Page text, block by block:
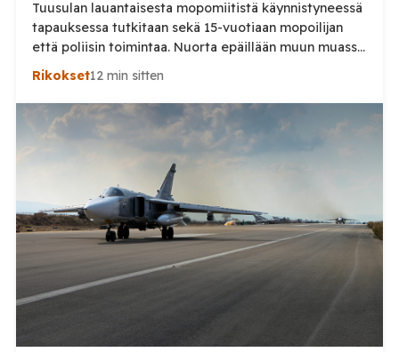
Tuusulan lauantaisesta mopomiitistä käynnistyneessä
tapauksessa tutkitaan sekä 15-vuotiaan mopoilijan
että poliisin toimintaa. Nuorta epäillään muun muassa
törkeästä liikenneturvallisuuden vaarantamisesta.
puolestaan epäillään virkavelvollisuuden
rikkomisesta, törkeästä liikenneturvallisuuden
vaarantamisesta ja vammantuottamuksesta.
Tuusulassa lauantaina 8. elokuuta tapahtuneesta
mopoilijan pysäytystilanteesta on aloitettu kaksi
erillistä esitutkintaa. Poliisin mukaan mopomiitissä oli
paikalla kymmeniä nuoria. Alueella liikennevalvontaa
tehnyt poliisipartio […]
Rikokset12 min sitten